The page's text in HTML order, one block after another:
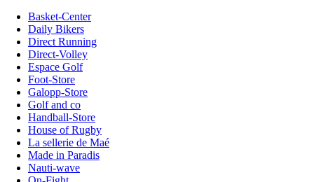
Basket-Center
Daily Bikers
Direct Running
Direct-Volley
Espace Golf
Foot-Store
Galopp-Store
Golf and co
Handball-Store
House of Rugby
La sellerie de Maé
Made in Paradis
Nauti-wave